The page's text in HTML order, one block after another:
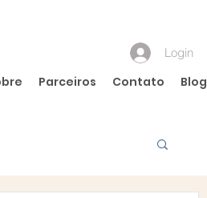
Parceiros Contato Blog
Login